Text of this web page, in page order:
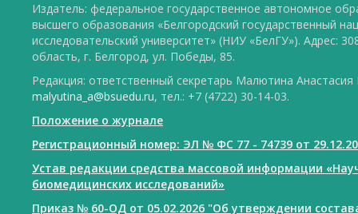
Издатель: федеральное государственное автономное
высшего образования «Белгородский государственный
исследовательский университет» (НИУ «БелГУ»). Адрес:
область, г. Белгород, ул. Победы, 85.
Редакция: ответственный секретарь Малютина
malyutina_a@bsuedu.ru, тел.: +7 (4722) 30-14-03.
Положение о журнале
Регистрационный номер: ЭЛ № ФС 77 - 74739 от
Устав редакции средства массовой информации
биомедицинских исследований»
Приказ № 60-ОД от 05.02.2026 "Об утверждении